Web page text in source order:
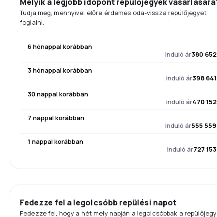
Tudja meg, mennyivel előre érdemes oda-vissza repülőjegyet
foglalni.
6 hónappal korábban
induló ár380
3 hónappal korábban
induló ár398
30 nappal korábban
induló ár470
7 nappal korábban
induló ár555
1 nappal korábban
induló ár727
Fedezze fel a legolcsóbb repülési napot
Fedezze fel, hogy a hét mely napján a legolcsóbbak a